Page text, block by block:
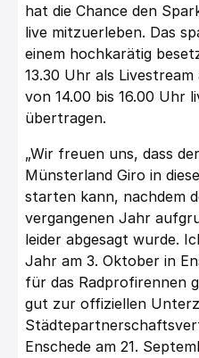
hat die Chance den
live mitzuerleben. Das
einem hochkarätig
13.30 Uhr als
von 14.00 bis 16.00 Uhr
übertragen.
„Wir freuen uns, dass
Münsterland Giro in
starten kann, nachdem
vergangenen Jahr
leider abgesagt wurde.
Jahr am 3. Oktober in
für das Radprofirennen
gut zur offiziellen
Enschede am 21.